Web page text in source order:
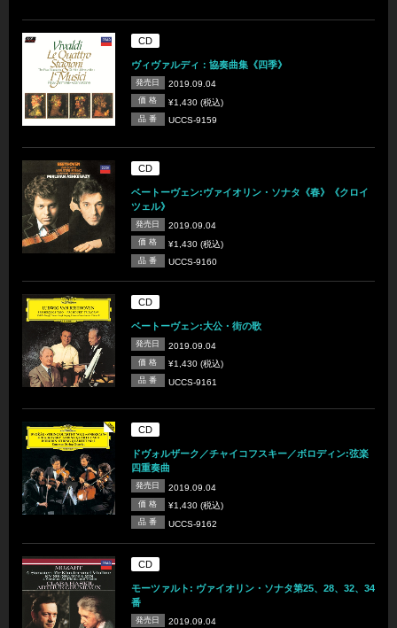
CD
ヴィヴァルディ：協奏曲集《四季》
発売日 2019.09.04
価 格 ¥1,430 (税込)
品 番 UCCS-9159
CD
ベートーヴェン:ヴァイオリン・ソナタ《春》《クロイ
ツェル》
発売日 2019.09.04
価 格 ¥1,430 (税込)
品 番 UCCS-9160
CD
ベートーヴェン:大公・街の歌
発売日 2019.09.04
価 格 ¥1,430 (税込)
品 番 UCCS-9161
CD
ドヴォルザーク／チャイコフスキー／ボロディン:弦楽
四重奏曲
発売日 2019.09.04
価 格 ¥1,430 (税込)
品 番 UCCS-9162
CD
モーツァルト: ヴァイオリン・ソナタ第25、28、32、34
番
発売日 2019.09.04